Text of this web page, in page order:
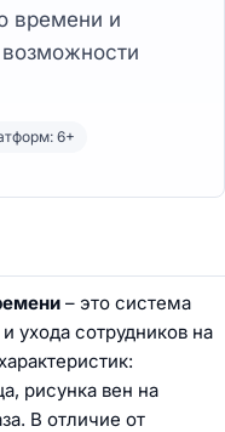
времени и
6+
– это система
ухода сотрудников на
рисунка вен на
В отличие от